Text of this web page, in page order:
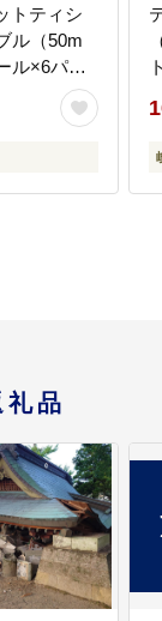
トティシ
ル（50m
ル×6パッ
ットペーパ
】
品